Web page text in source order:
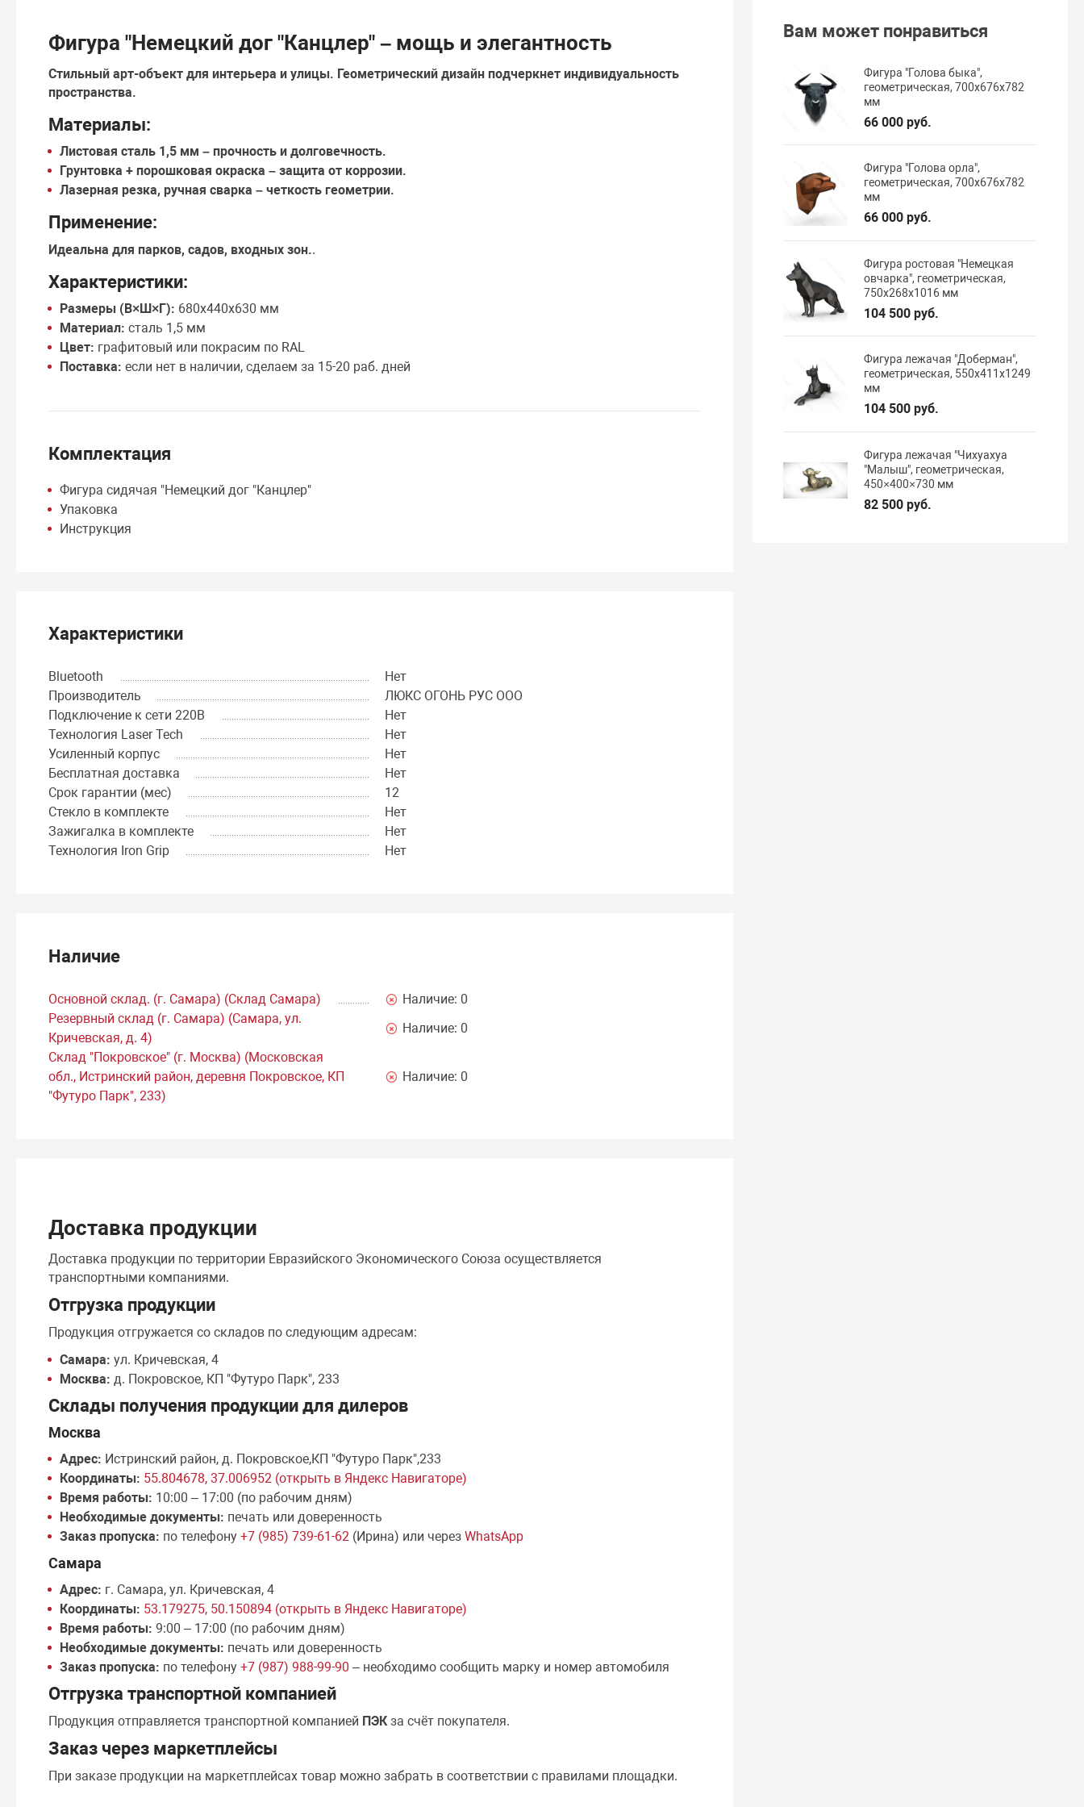
Фигура "Немецкий дог "Канцлер" – мощь и элегантность
Стильный арт-объект для интерьера и улицы. Геометрический дизайн подчеркнет индивидуальность
пространства.
Материалы:
Листовая сталь 1,5 мм – прочность и долговечность.
Грунтовка + порошковая окраска – защита от коррозии.
Лазерная резка, ручная сварка – четкость геометрии.
Применение:
Идеальна дляпарков, садов, входных зон..
Характеристики:
Размеры (В×Ш×Г): 680х440х630 мм
Материал: сталь 1,5 мм
Цвет: графитовый или покрасим по RAL
Поставка: если нет в наличии, сделаем за 15-20 раб. дней
Комплектация
Фигура сидячая "Немецкий дог "Канцлер"
Упаковка
Инструкция
Характеристики
Bluetooth
Нет
Производитель
ЛЮКС ОГОНЬ РУС ООО
Подключение к сети 220В
Нет
Технология Laser Tech
Нет
Усиленный корпус
Нет
Бесплатная доставка
Нет
Срок гарантии (мес)
12
Стекло в комплекте
Нет
Зажигалка в комплекте
Нет
Технология Iron Grip
Нет
Наличие
Основной склад. (г. Самара) (Склад Самара) Наличие: 0
Резервный склад (г. Самара) (Самара, ул.
Кричевская, д. 4)
Наличие: 0
Склад "Покровское" (г. Москва) (Московская
обл., Истринский район, деревня Покровское, КП
"Футуро Парк", 233)
Наличие: 0
Доставка продукции
Доставка продукции по территории Евразийского Экономического Союза осуществляется
транспортными компаниями.
Отгрузка продукции
Продукция отгружается со складов по следующим адресам:
Самара: ул. Кричевская, 4
Москва: д. Покровское, КП "Футуро Парк", 233
Склады получения продукции для дилеров
Москва
Адрес: Истринский район, д. Покровское,КП "Футуро Парк",233
Координаты: 55.804678, 37.006952 (открыть в Яндекс Навигаторе)
Время работы: 10:00 – 17:00 (по рабочим дням)
Необходимые документы: печать или доверенность
Заказ пропуска: по телефону+7 (985) 739-61-62 (Ирина) или черезWhatsApp
Самара
Адрес: г. Самара, ул. Кричевская, 4
Координаты: 53.179275, 50.150894 (открыть в Яндекс Навигаторе)
Время работы: 9:00 – 17:00 (по рабочим дням)
Необходимые документы: печать или доверенность
Заказ пропуска: по телефону+7 (987) 988-99-90 – необходимо сообщить марку и номер автомобиля
Отгрузка транспортной компанией
Продукция отправляется транспортной компанией ПЭКза счёт покупателя.
Заказ через маркетплейсы
При заказе продукции на маркетплейсах товар можно забрать в соответствии с правилами площадки.
Вам может понравиться
Фигура "Голова быка",
геометрическая, 700х676х782
мм
66 000 руб.
Фигура "Голова орла",
геометрическая, 700х676х782
мм
66 000 руб.
Фигура ростовая "Немецкая
овчарка", геометрическая,
750х268х1016 мм
104 500 руб.
Фигура лежачая "Доберман",
геометрическая, 550х411х1249
мм
104 500 руб.
Фигура лежачая "Чихуахуа
"Малыш", геометрическая,
450×400×730 мм
82 500 руб.